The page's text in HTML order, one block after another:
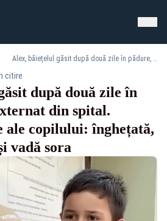
Alex, băiețelul găsit după două zile în pădure, a fost externat din spital. Primele dorințe ale copilului: înghețată, ciocolată și să își vadă sora
citire
după două zile în
din spital.
ale copilului: înghețată,
vadă sora